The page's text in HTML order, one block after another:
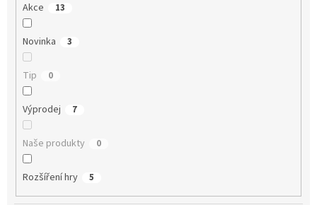
Akce 13
Novinka 3
Tip 0
Výprodej 7
Naše produkty 0
Rozšíření hry 5